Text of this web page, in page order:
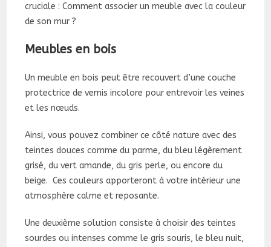
cruciale : Comment associer un meuble avec la couleur
de son mur ?
Meubles en bois
Un meuble en bois peut être recouvert d’une couche
protectrice de vernis incolore pour entrevoir les veines
et les nœuds.
Ainsi, vous pouvez combiner ce côté nature avec des
teintes douces comme du parme, du bleu légèrement
grisé, du vert amande, du gris perle, ou encore du
beige. Ces couleurs apporteront à votre intérieur une
atmosphère calme et reposante.
Une deuxième solution consiste à choisir des teintes
sourdes ou intenses comme le gris souris, le bleu nuit,